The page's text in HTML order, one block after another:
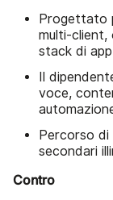
Progettato
multi-client,
stack di app
Il
voce,
Percorso
secondari
Contro